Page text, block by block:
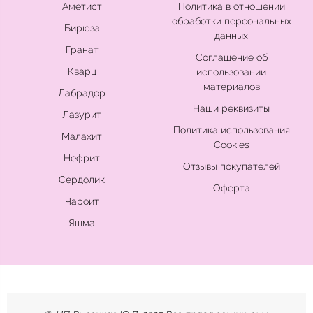
Аметист
Бирюза
Гранат
Кварц
Лабрадор
Лазурит
Малахит
Нефрит
Сердолик
Чароит
Яшма
Политика в отношении
обработки персональных
данных
Соглашение об
использовании
материалов
Наши реквизиты
Политика использования
Cookies
Отзывы покупателей
Оферта